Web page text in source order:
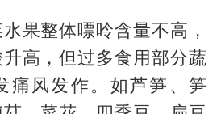
果整体嘌呤含量不高，
高，但过多食用部分蔬
痛风发作。如芦笋、笋